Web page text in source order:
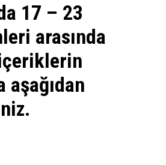
17 – 23
arasında
aşağıdan